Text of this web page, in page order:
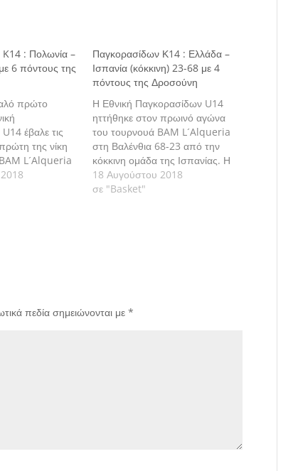
: Πολωνία –
6 πόντους της
πρώτο
έβαλε τις
της νίκη
L´Alqueria
στην Βαλένθια
50-
Παγκορασίδων Κ14 : Ελλάδα –
Ισπανία (κόκκινη) 23-68 με 4
πόντους της Δροσούνη
Η Εθνική Παγκορασίδων U14
ηττήθηκε στον πρωινό αγώνα
του τουρνουά BAM L´Alqueria
στη Βαλένθια 68-23 από την
κόκκινη ομάδα της Ισπανίας. Η
Ελλάδα θα αντιμετωπίσει την
Πολωνία για τις θέσεις 5-6 στις
18 Αυγούστου 2018
σε "Basket"
πεδία σημειώνονται με *